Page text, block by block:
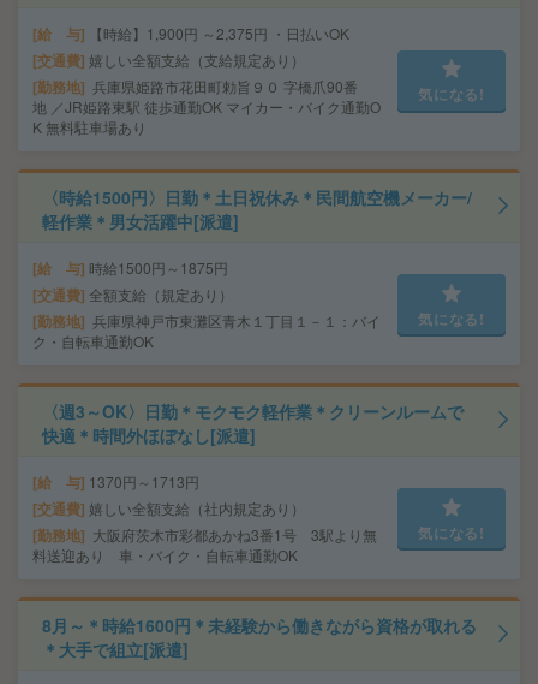
給 与 【時給】1,900円 ～2,375円 ・日払いOK
交通費 嬉しい全額支給（支給規定あり）
勤務地 兵庫県姫路市花田町勅旨９０ 字橋爪90番
地 ／JR姫路東駅 徒歩通勤OK マイカー・バイク通勤O
K 無料駐車場あり
気になる!
〈時給1500円〉日勤＊土日祝休み＊民間航空機メーカー/
軽作業＊男女活躍中[派遣]
給 与 時給1500円～1875円
交通費 全額支給（規定あり）
勤務地 兵庫県神戸市東灘区青木１丁目１－１：バイ
ク・自転車通勤OK
気になる!
〈週3～OK〉日勤＊モクモク軽作業＊クリーンルームで
快適＊時間外ほぼなし[派遣]
給 与 1370円～1713円
交通費 嬉しい全額支給（社内規定あり）
勤務地
大阪府茨木市彩都あかね3番1号 3駅より無
料送迎あり 車・バイク・自転車通勤OK
気になる!
8月～＊時給1600円＊未経験から働きながら資格が取れる
＊大手で組立[派遣]